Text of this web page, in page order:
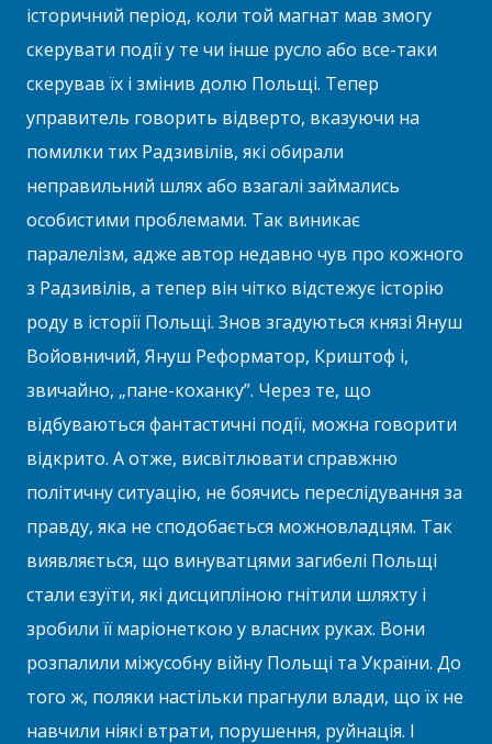
історичний період, коли той магнат мав змогу
скерувати події у те чи інше русло або все-таки
скерував їх і змінив долю Польщі. Тепер
управитель говорить відверто, вказуючи на
помилки тих Радзивілів, які обирали
неправильний шлях або взагалі займались
особистими проблемами. Так виникає
паралелізм, адже автор недавно чув про кожного
з Радзивілів, а тепер він чітко відстежує історію
роду в історії Польщі. Знов згадуються князі Януш
Войовничий, Януш Реформатор, Криштоф і,
звичайно, „пане-коханку”. Через те, що
відбуваються фантастичні події, можна говорити
відкрито. А отже, висвітлювати справжню
політичну ситуацію, не боячись переслідування за
правду, яка не сподобається можновладцям. Так
виявляється, що винуватцями загибелі Польщі
стали єзуїти, які дисципліною гнітили шляхту і
зробили її маріонеткою у власних руках. Вони
розпалили міжусобну війну Польщі та України. До
того ж, поляки настільки прагнули влади, що їх не
навчили ніякі втрати, порушення, руйнація. І